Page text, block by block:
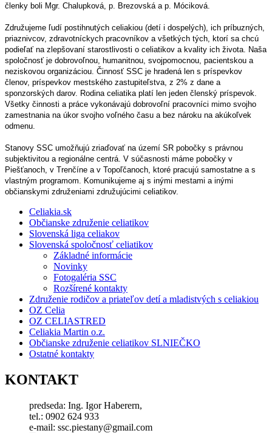
členky boli Mgr. Chalupková, p. Brezovská a p. Móciková.
Združujeme ľudí postihnutých celiakiou (detí i dospelých), ich príbuzných,
priaznivcov, zdravotníckych pracovníkov a všetkých tých, ktorí sa chcú
podieľať na zlepšovaní starostlivosti o celiatikov a kvality ich života.
Naša
spoločnosť je dobrovoľnou, humanitnou, svojpomocnou, pacientskou a
neziskovou organizáciou. Činnosť SSC je hradená len s príspevkov
členov, príspevkov mestského zastupiteľstva, z 2% z dane a
sponzorských darov. Rodina celiatika platí len jeden členský príspevok.
Všetky činnosti a práce vykonávajú dobrovoľní pracovníci mimo svojho
zamestnania na úkor svojho voľného času a bez nároku na akúkoľvek
odmenu.
Stanovy SSC umožňujú zriaďovať na území SR pobočky s právnou
subjektivitou a regionálne centrá. V súčasnosti máme pobočky v
Piešťanoch, v Trenčíne a v Topoľčanoch, ktoré pracujú samostatne a s
vlastným programom. Komunikujeme aj s inými mestami a inými
občianskymi združeniami združujúcimi celiatikov.
Celiakia.sk
Občianske združenie celiatikov
Slovenská liga celiakov
Slovenská spoločnosť celiatikov
Základné informácie
Novinky
Fotogaléria SSC
Rozšírené kontakty
Združenie rodičov a priateľov detí a mladistvých s celiakiou
OZ Celia
OZ CELIASTRED
Celiakia Martin o.z.
Občianske združenie celiatikov SLNIEČKO
Ostatné kontakty
KONTAKT
predseda: Ing. Igor Haberern,
tel.: 0902 624 933
e-mail: ssc.piestany@gmail.com